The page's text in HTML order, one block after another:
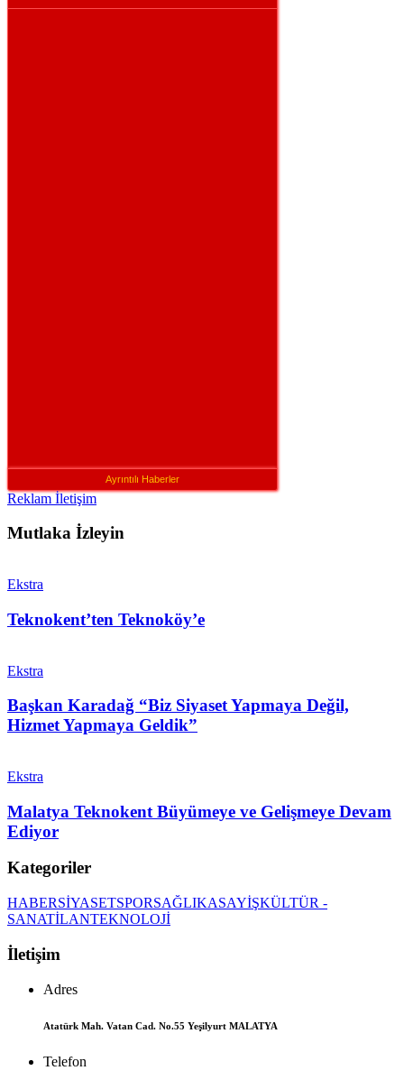
Ayrıntılı Haberler
Reklam İletişim
Mutlaka İzleyin
Ekstra
Teknokent’ten Teknoköy’e
Ekstra
Başkan Karadağ “Biz Siyaset Yapmaya Değil,
Hizmet Yapmaya Geldik”
Ekstra
Malatya Teknokent Büyümeye ve Gelişmeye Devam
Ediyor
Kategoriler
HABERSİYASETSPORSAĞLIKASAYİŞKÜLTÜR -
SANATİLANTEKNOLOJİ
İletişim
Adres
Atatürk Mah. Vatan Cad. No.55 Yeşilyurt MALATYA
Telefon